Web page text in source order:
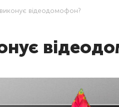
виконує відеодомофон?